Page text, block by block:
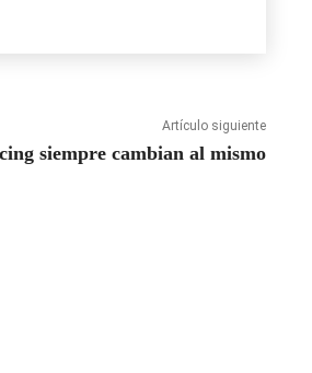
Artículo siguiente
siempre cambian al mismo